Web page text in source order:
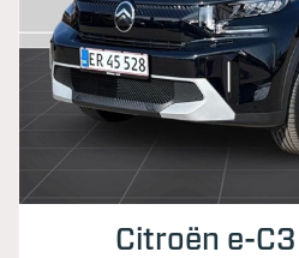
Citroën e-